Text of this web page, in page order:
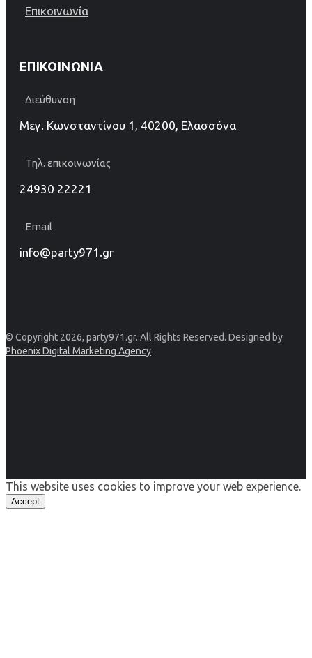
Επικοινωνία
ΕΠΙΚΟΙΝΩΝΊΑ
Διεύθυνση
Μεγ. Κωνσταντίνου 1, 40200, Ελασσόνα
Τηλ. επικοινωνίας
24930 22221
Email
info@party971.gr
© Copyright 2026, party971.gr. All Rights Reserved. Designed by
Phoenix Digital Marketing Agency
This website uses cookies to improve your web experience.
Accept